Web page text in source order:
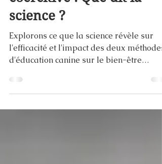
Méthode positive ou
coercitive : Que dit la
science ?
Explorons ce que la science révèle sur
l'efficacité et l'impact des deux méthodes